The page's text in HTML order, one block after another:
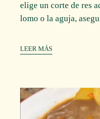
elige un corte de res
lomo o la aguja,
LEER MÁS